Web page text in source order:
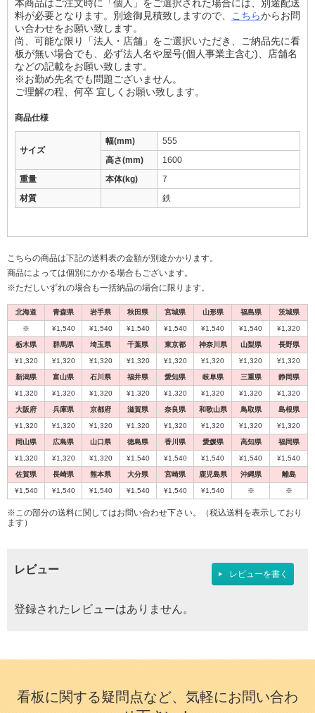
本商品はご注文時に「個人」をご選択された場合には、別途配送
料が必要となります。別途御見積致しますので、
こちらからお問
い合わせをお願い致します。
尚、可能な限り「法人・店舗」をご選択いただき、ご納品先に看
板が無い場合でも、必ず法人名や屋号(個人事業主含む)、店舗名
などの記載をお願い致します。
※お勤め先名でも問題ございません。
ご理解の程、何卒 宜しくお願い致します。
商品仕様
サイズ
幅(mm)
555
高さ(mm)
1600
重量
本体(kg)
7
材質
鉄
こちらの商品は下記の送料表の金額が別途かかります。
商品によっては個別にかかる場合もございます。
※ただしいずれの場合も一括納品の場合に限ります。
※この部分の送料に関してはお問い合わせ下さい。（税込送料を表示しており
ます）
北海道 青森県 岩手県 秋田県 宮城県 山形県 福島県 茨城県
※ ¥1,540 ¥1,540 ¥1,540 ¥1,540 ¥1,540 ¥1,540 ¥1,320
栃木県 群馬県 埼玉県 千葉県 東京都 神奈川県 山梨県 長野県
¥1,320 ¥1,320 ¥1,320 ¥1,320 ¥1,320 ¥1,320 ¥1,320 ¥1,320
新潟県 富山県 石川県 福井県 愛知県 岐阜県 三重県 静岡県
¥1,320 ¥1,320 ¥1,320 ¥1,320 ¥1,320 ¥1,320 ¥1,320 ¥1,320
大阪府 兵庫県 京都府 滋賀県 奈良県 和歌山県 鳥取県 島根県
¥1,320 ¥1,320 ¥1,320 ¥1,320 ¥1,320 ¥1,320 ¥1,320 ¥1,320
岡山県 広島県 山口県 徳島県 香川県 愛媛県 高知県 福岡県
¥1,320 ¥1,320 ¥1,320 ¥1,540 ¥1,540 ¥1,540 ¥1,540 ¥1,540
佐賀県 長崎県 熊本県 大分県 宮崎県 鹿児島県 沖縄県 離島
¥1,540 ¥1,540 ¥1,540 ¥1,540 ¥1,540 ¥1,540 ※ ※
レビュー レビューを書く
登録されたレビューはありません。
看板に関する疑問点など、気軽にお問い合わ